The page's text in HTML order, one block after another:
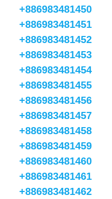
+886983481450
+886983481451
+886983481452
+886983481453
+886983481454
+886983481455
+886983481456
+886983481457
+886983481458
+886983481459
+886983481460
+886983481461
+886983481462